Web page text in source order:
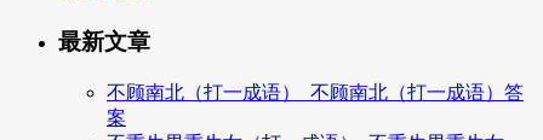
最新文章
不顾南北（打一成语）_不顾南北（打一成语）答
案